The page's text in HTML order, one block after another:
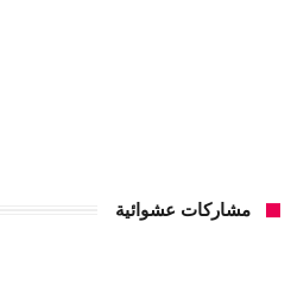
مشاركات عشوائية